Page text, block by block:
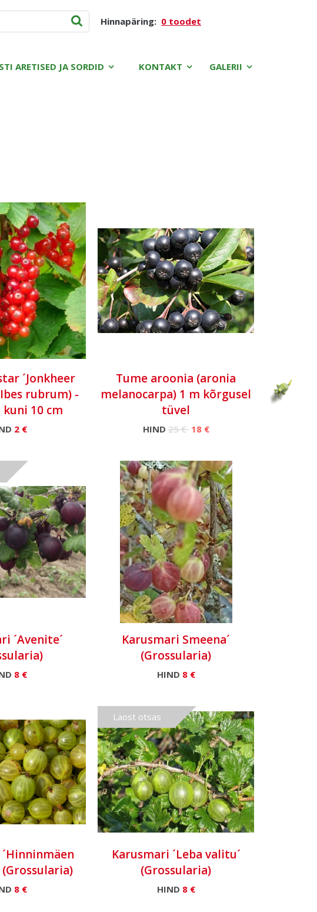
Hinnapäring: 0 toodet
ARETISED JA SORDID KONTAKT GALERII
´Jonkheer
rubrum) -
10 cm
2 €
Tume aroonia (aronia
melanocarpa) 1 m kõrgusel
tüvel
HIND 25 € 18 €
´Avenite´
8 €
Karusmari Smeena´
(Grossularia)
HIND 8 €
8 €
Laost otsas
Karusmari ´Leba valitu´
(Grossularia)
HIND 8 €